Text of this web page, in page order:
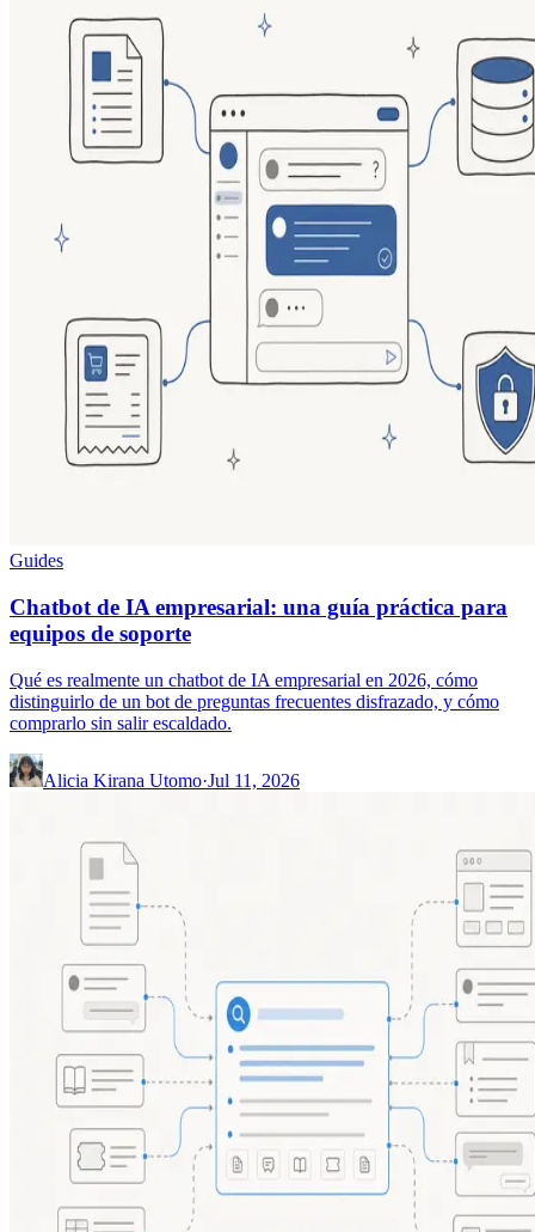
Guides
Chatbot de IA empresarial: una guía práctica para
equipos de soporte
Qué es realmente un chatbot de IA empresarial en 2026, cómo
distinguirlo de un bot de preguntas frecuentes disfrazado, y cómo
comprarlo sin salir escaldado.
Alicia Kirana Utomo·Jul 11, 2026